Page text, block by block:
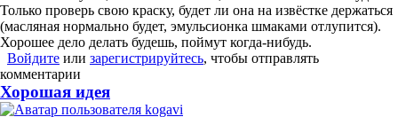
Только проверь свою краску, будет ли она на извёстке держаться
(масляная нормально будет, эмульсионка шмаками отлупится).
Хорошее дело делать будешь, поймут когда-нибудь.
Войдите или зарегистрируйтесь, чтобы отправлять
комментарии
Хорошая идея